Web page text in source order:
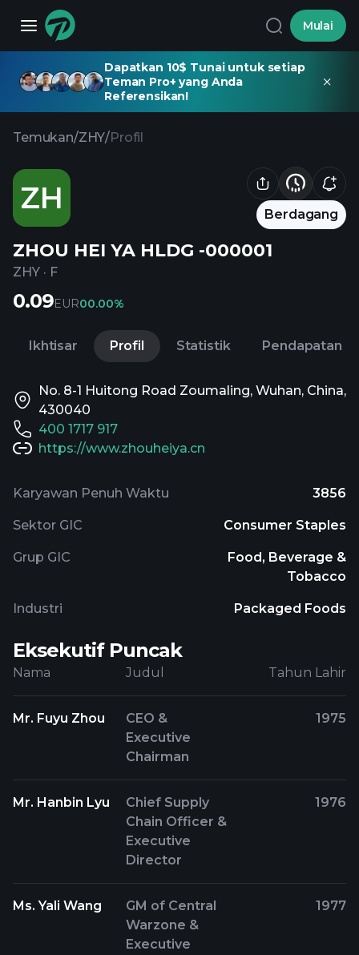
Mulai
Dapatkan 10$ Tunai untuk setiap
Teman Pro+ yang Anda
Referensikan!
Temukan/ZHY/Profil
ZH Berdagang
ZHOU HEI YA HLDG -000001
ZHY · F
0.09EUR00.00%
Ikhtisar Profil Statistik Pendapatan
No. 8-1 Huitong Road Zoumaling, Wuhan, China,
430040
400 1717 917
https://www.zhouheiya.cn
Karyawan Penuh Waktu 3856
Sektor GIC Consumer Staples
Grup GIC
Food, Beverage &
Tobacco
Industri Packaged Foods
Eksekutif Puncak
Nama Judul Tahun Lahir
Mr. Fuyu Zhou
CEO &
Executive
Chairman
1975
Mr. Hanbin Lyu
Chief Supply
Chain Officer &
Executive
Director
1976
Ms. Yali Wang
GM of Central
Warzone &
Executive
1977